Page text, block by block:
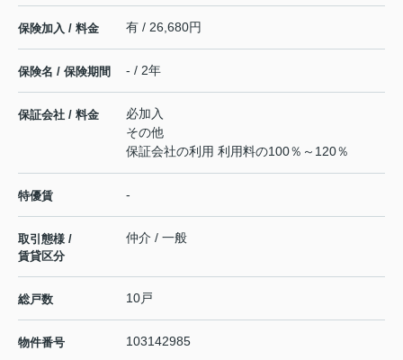
保険加入 / 料金 有 / 26,680円
保険名 / 保険期間 - / 2年
保証会社 / 料金
必加入
その他
保証会社の利用 利用料の100％～120％
特優賃 -
取引態様 /
賃貸区分
仲介 / 一般
総戸数 10戸
物件番号 103142985